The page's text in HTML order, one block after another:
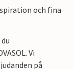
och fina
Vi
på